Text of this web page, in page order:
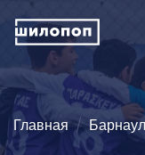
Главная Барнаул